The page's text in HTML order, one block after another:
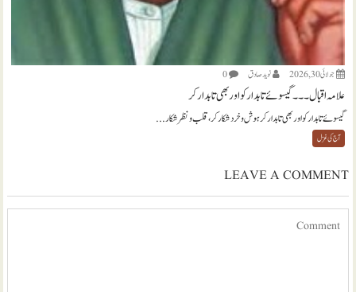
جولائی 30, 2026 نويد صادق 0
علامہ اقبال ۔۔۔ گیسوئے تابدار کو اور بھی تابدار کر
گیسوئے تابدار کو اور بھی تابدار کر ہوش و خرد شکار کر، قلب و نظر شکار...
آج کی غزل
LEAVE A COMMENT